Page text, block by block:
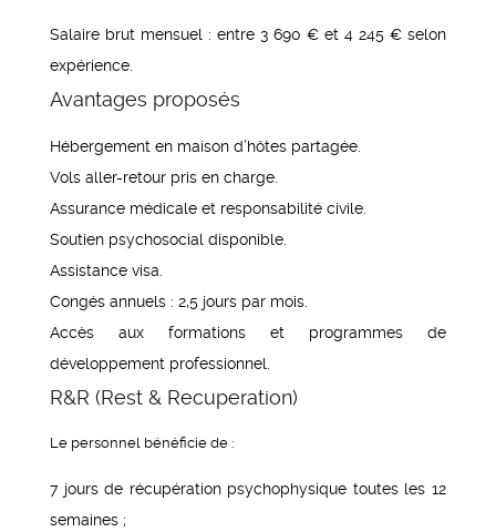
Salaire brut mensuel : entre 3 690 € et 4 245 € selon
expérience.
Avantages proposés
Hébergement en maison d’hôtes partagée.
Vols aller-retour pris en charge.
Assurance médicale et responsabilité civile.
Soutien psychosocial disponible.
Assistance visa.
Congés annuels : 2,5 jours par mois.
Accès aux formations et programmes de
développement professionnel.
R&R (Rest & Recuperation)
Le personnel bénéficie de :
7 jours de récupération psychophysique toutes les 12
semaines ;